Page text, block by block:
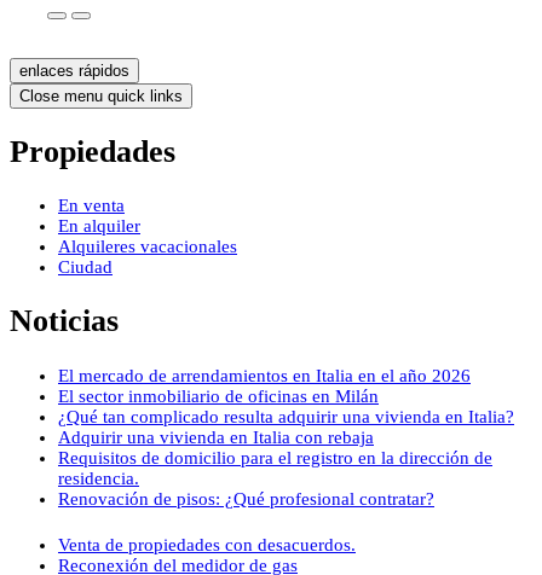
enlaces rápidos
Close menu quick links
Propiedades
En venta
En alquiler
Alquileres vacacionales
Ciudad
Noticias
El mercado de arrendamientos en Italia en el año 2026
El sector inmobiliario de oficinas en Milán
¿Qué tan complicado resulta adquirir una vivienda en Italia?
Adquirir una vivienda en Italia con rebaja
Requisitos de domicilio para el registro en la dirección de
residencia.
Renovación de pisos: ¿Qué profesional contratar?
Venta de propiedades con desacuerdos.
Reconexión del medidor de gas